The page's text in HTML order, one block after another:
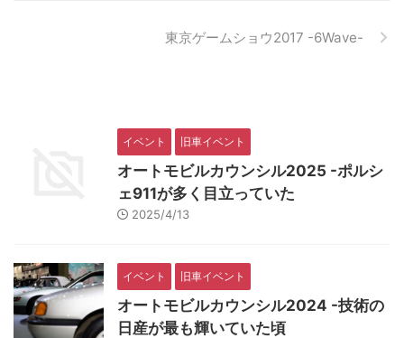
東京ゲームショウ2017 -6Wave-
イベント 旧車イベント
オートモビルカウンシル2025 -ポルシ
ェ911が多く目立っていた
2025/4/13
イベント 旧車イベント
オートモビルカウンシル2024 -技術の
日産が最も輝いていた頃